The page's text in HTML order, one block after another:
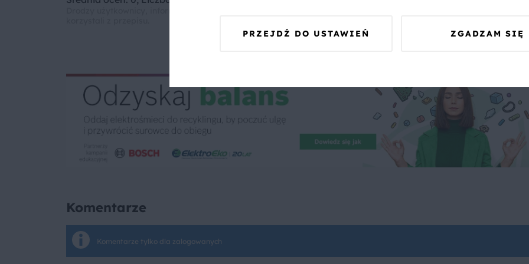
Komentarze
Komentarze tylko dla zalogowanych
PRZEJDŹ DO USTAWIEŃ ZGADZAM SIĘ